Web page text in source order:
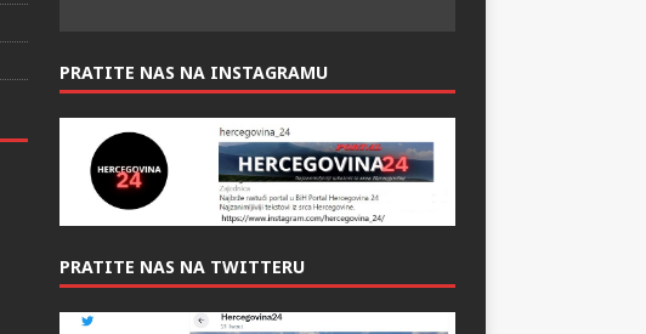
PRATITE NAS NA INSTAGRAMU
PRATITE NAS NA TWITTERU